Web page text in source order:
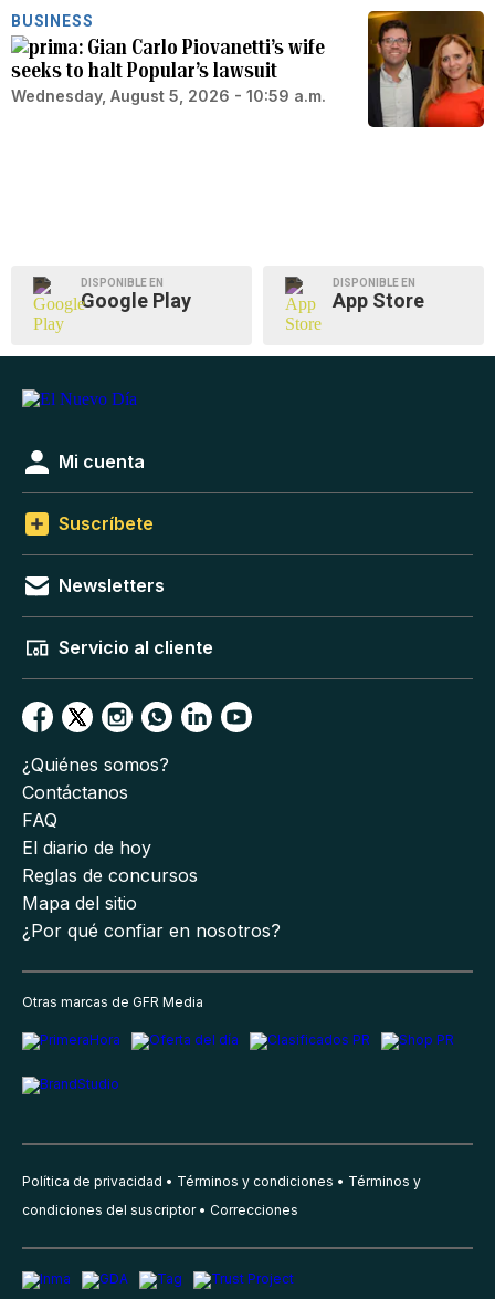
BUSINESS
Gian Carlo Piovanetti’s wife
seeks to halt Popular’s lawsuit
Wednesday, August 5, 2026 - 10:59 a.m.
DISPONIBLE EN
Google Play
DISPONIBLE EN
App Store
Mi cuenta
Suscríbete
Newsletters
Servicio al cliente
¿Quiénes somos?
Contáctanos
FAQ
El diario de hoy
Reglas de concursos
Mapa del sitio
¿Por qué confiar en nosotros?
Otras marcas de GFR Media
Política de privacidad Términos y condiciones
Términos y
condiciones del suscriptor
Correcciones